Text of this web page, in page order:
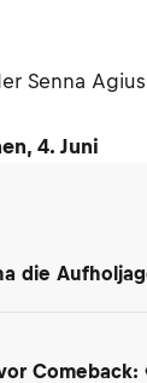
Senna
4. Juni
die
Comeback: